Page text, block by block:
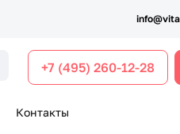
+7 (495) 260-12-28
Контакты